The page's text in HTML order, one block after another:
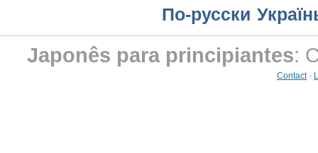
По-русски
Japonês para principiantes:
Contact-